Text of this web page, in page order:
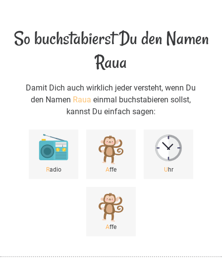
So buchstabierst Du den Namen
Raua
Damit Dich auch wirklich jeder versteht, wenn Du
den Namen Raua einmal buchstabieren sollst,
kannst Du einfach sagen:
Radio Affe Uhr
Affe